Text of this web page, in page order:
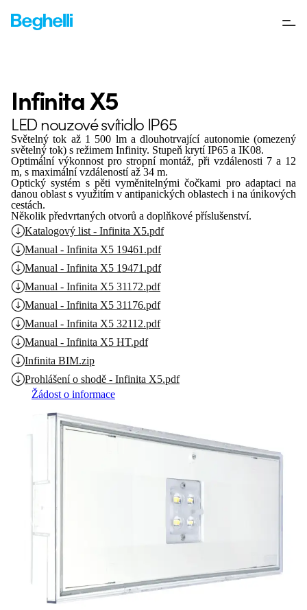
Infinita X5
LED nouzové svítidlo IP65
Světelný tok až 1 500 lm a dlouhotrvající autonomie (omezený
světelný tok) s režimem Infinity. Stupeň krytí IP65 a IK08.
Optimální výkonnost pro stropní montáž, při vzdálenosti 7 a 12
m, s maximální vzdáleností až 34 m.
Optický systém s pěti vyměnitelnými čočkami pro adaptaci na
danou oblast s využitím v antipanických oblastech i na únikových
cestách.
Několik předvrtaných otvorů a doplňkové příslušenství.
Katalogový list - Infinita X5.pdf
Manual - Infinita X5 19461.pdf
Manual - Infinita X5 19471.pdf
Manual - Infinita X5 31172.pdf
Manual - Infinita X5 31176.pdf
Manual - Infinita X5 32112.pdf
Manual - Infinita X5 HT.pdf
Infinita BIM.zip
Prohlášení o shodě - Infinita X5.pdf
Žádost o informace